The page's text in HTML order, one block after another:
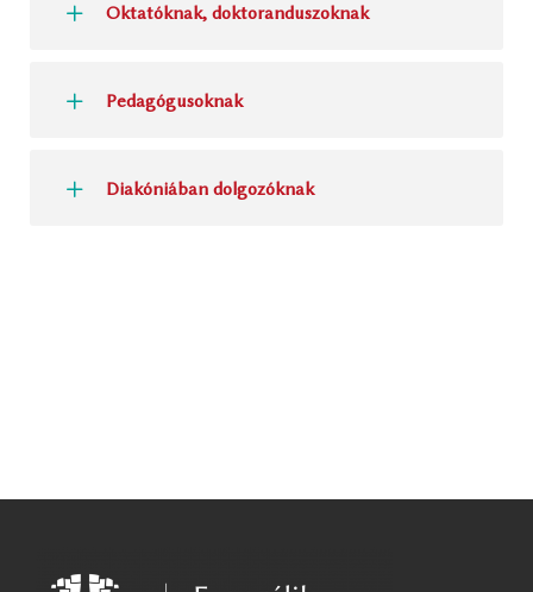
Oktatóknak, doktoranduszoknak
Pedagógusoknak
Diakóniában dolgozóknak